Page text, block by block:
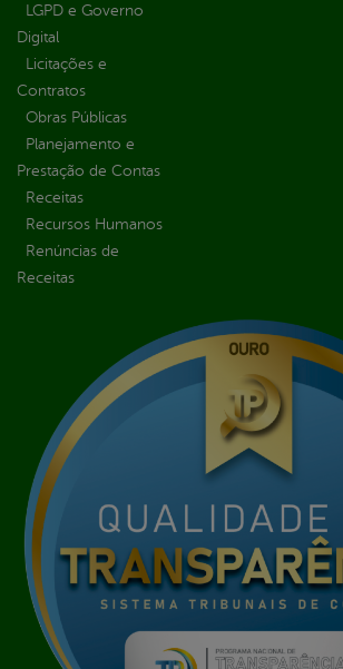
LGPD e Governo
Digital
Licitações e
Contratos
Obras Públicas
Planejamento e
Prestação de Contas
Receitas
Recursos Humanos
Renúncias de
Receitas